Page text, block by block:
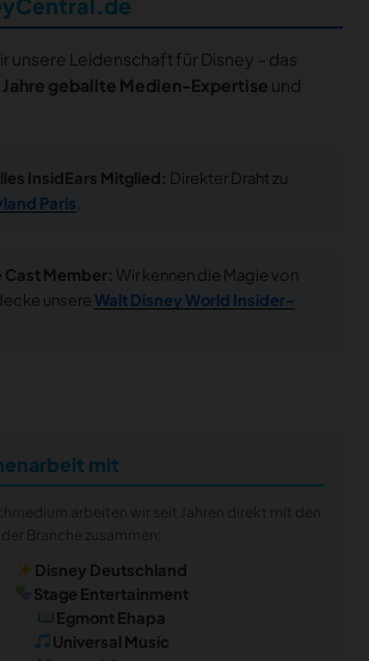
unsere Leidenschaft für Disney – das
Jahre geballte Medien-Expertise und
InsidEars Mitglied: Direkter Draht zu
Paris
Cast Member: Wir kennen die Magie von
unsere Walt Disney World Insider-
mit
Disney Deutschland
Stage Entertainment
Egmont Ehapa
Universal Music